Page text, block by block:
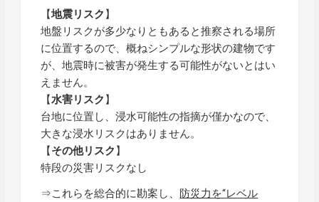
【地震リスク 】
地盤リスクが多少なりともあると推察される場所
に位置するので、概ねシンプルな形状の建物です
が、地震時に被害が発生する可能性がないとはい
えません。
【水害リスク 】
台地に位置し、浸水可能性の指摘が僅かなので、
大きな浸水リスクはありません。
【その他リスク 】
特段の災害リスクなし
⇒これらを総合的に勘案し、 防災力を“レベル